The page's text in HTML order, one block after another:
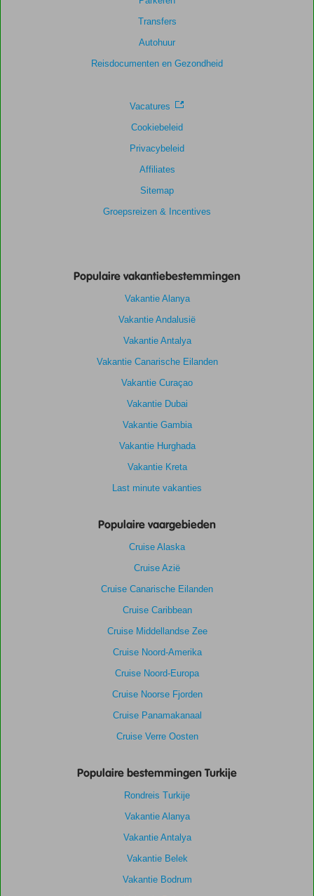
Transfers
Autohuur
Reisdocumenten en Gezondheid
Vacatures
Cookiebeleid
Privacybeleid
Affiliates
Sitemap
Groepsreizen & Incentives
Populaire vakantiebestemmingen
Vakantie Alanya
Vakantie Andalusië
Vakantie Antalya
Vakantie Canarische Eilanden
Vakantie Curaçao
Vakantie Dubai
Vakantie Gambia
Vakantie Hurghada
Vakantie Kreta
Last minute vakanties
Populaire vaargebieden
Cruise Alaska
Cruise Azië
Cruise Canarische Eilanden
Cruise Caribbean
Cruise Middellandse Zee
Cruise Noord-Amerika
Cruise Noord-Europa
Cruise Noorse Fjorden
Cruise Panamakanaal
Cruise Verre Oosten
Populaire bestemmingen Turkije
Rondreis Turkije
Vakantie Alanya
Vakantie Antalya
Vakantie Belek
Vakantie Bodrum